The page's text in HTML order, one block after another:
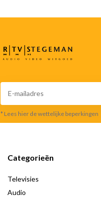
* Lees hier de wettelijke beperkingen
Categorieën
Televisies
Audio